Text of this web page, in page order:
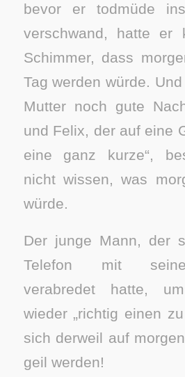
bevor er todmüde
verschwand, hatte er
Schimmer, dass
Tag werden würde.
Mutter noch gute
und Felix, der auf eine
eine ganz kurze“,
nicht wissen, was
würde.
Der junge Mann, der
Telefon mit
verabredet hatte,
wieder „richtig einen
sich derweil auf
geil werden!